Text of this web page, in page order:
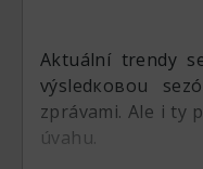
Aktuální trendy
výsledковou
zprávami. Ale i ty
úvahu.